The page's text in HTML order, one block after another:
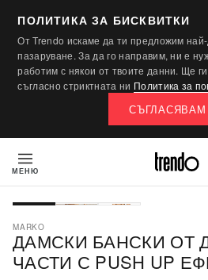
ПОЛИТИКА ЗА БИСКВИТКИ
От Trendo искаме да ти предложим
пазаруване. За да го направим, ни е
работим с някои от твоите данни. Ще
съгласно стриктната ни Политика за
СЪГЛАСЯВАМ
МЕНЮ
MARKO
ДАМСКИ БАНСКИ ОТ
ЧАСТИ С PUSH UP